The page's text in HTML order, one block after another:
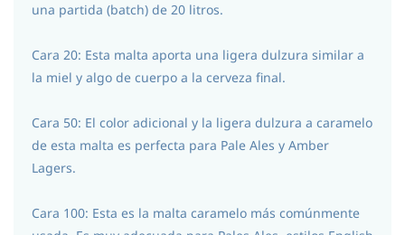
una partida (batch) de 20 litros.
Cara 20: Esta malta aporta una ligera dulzura similar a
la miel y algo de cuerpo a la cerveza final.
Cara 50: El color adicional y la ligera dulzura a caramelo
de esta malta es perfecta para Pale Ales y Amber
Lagers.
Cara 100: Esta es la malta caramelo más comúnmente